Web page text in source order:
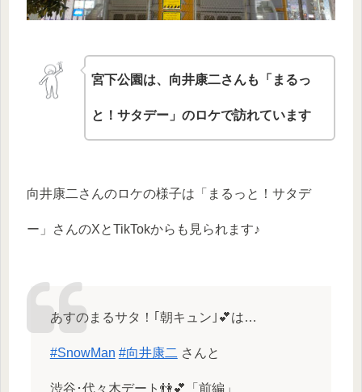
宮下公園は、向井康二さんも「まるっ
と！サタデー」のロケで訪れています
向井康二さんのロケの様子は「まるっと！サタデ
ー」さんのXとTikTokからも見られます♪
あすのまるサタ！｢朝キュン｣💕は…
#SnowMan #向井康二 さんと
渋谷･代々木デート👫💕「前編」